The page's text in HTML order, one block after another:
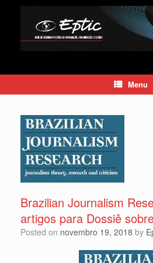
Menu
Brazilian Journalism
artigos para Dossiê
Posted on novembro 19, 2018 by